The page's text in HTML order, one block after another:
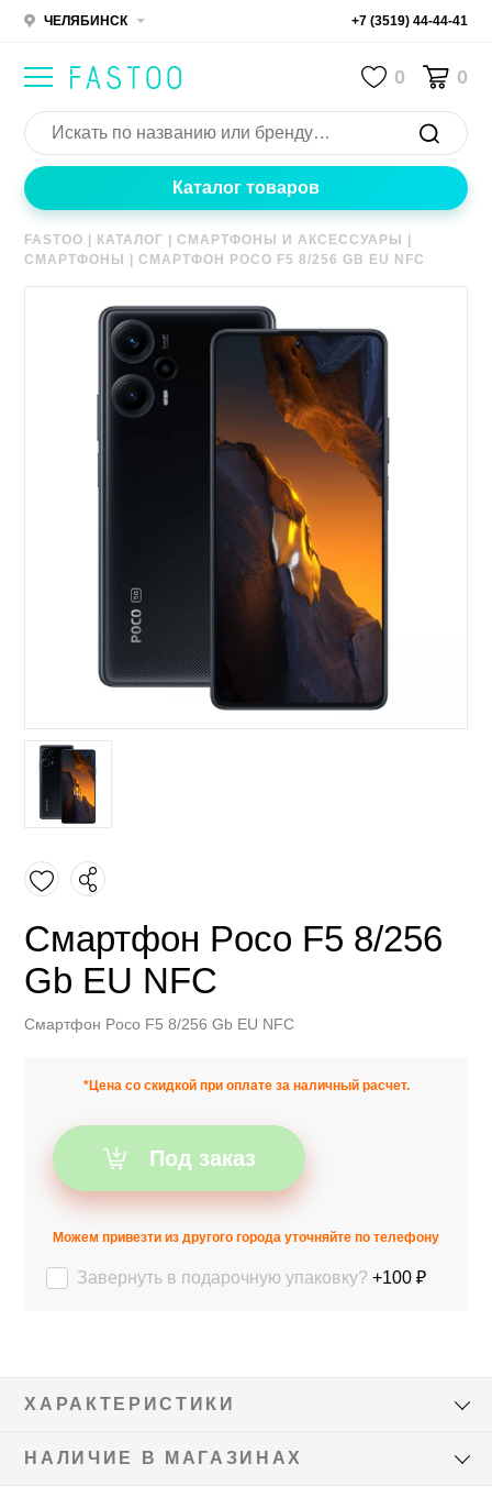
ЧЕЛЯБИНСК +7 (3519) 44-44-41
0 0
Каталог товаров
FASTOO КАТАЛОГ |СМАРТФОНЫ И АКСЕССУАРЫ
СМАРТФОНЫ
|СМАРТФОН POCO F5 8/256 GB EU NFC
Смартфон Poco F5 8/256
Gb EU NFC
Смартфон Poco F5 8/256 Gb EU NFC
*Цена со скидкой при оплате за наличный расчет.
Под заказ
Можем привезти из другого города уточняйте по телефону
Завернуть в подарочную упаковку? +100 ₽
ХАРАКТЕРИСТИКИ
НАЛИЧИЕ В МАГАЗИНАХ